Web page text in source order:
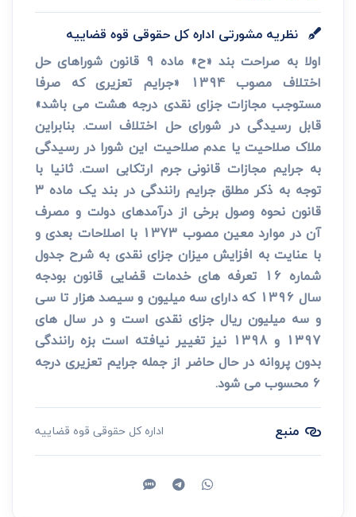
نظریه مشورتی اداره کل حقوقی قوه قضاییه
اولا به صراحت بند «ح» ماده 9 قانون شوراهای حل
اختلاف مصوب 1394 «جرایم تعزیری که صرفا
مستوجب مجازات جزای نقدی درجه هشت می باشد»
قابل رسیدگی در شورای حل اختلاف است. بنابراین
ملاک صلاحیت یا عدم صلاحیت این شورا در رسیدگی
به جرایم مجازات قانونی جرم ارتکابی است. ثانیا با
توجه به ذکر مطلق جرایم رانندگی در بند یک ماده 3
قانون نحوه وصول برخی از درآمدهای دولت و مصرف
آن در موارد معین مصوب 1373 با اصلاحات بعدی و
با عنایت به افزایش میزان جزای نقدی به شرح جدول
شماره 16 تعرفه های خدمات قضایی قانون بودجه
سال 1396 که دارای سه میلیون و سیصد هزار تا سی
و سه میلیون ریال جزای نقدی است و در سال های
1397 و 1398 نیز تغییر نیافته است بزه رانندگی
بدون پروانه در حال حاضر از جمله جرایم تعزیری درجه
6 محسوب می شود.
منبع اداره کل حقوقی قوه قضاییه